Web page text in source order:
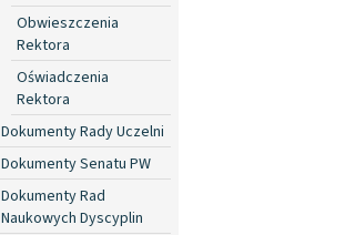
Obwieszczenia
Rektora
Oświadczenia
Rektora
Dokumenty Rady Uczelni
Dokumenty Senatu PW
Dokumenty Rad
Naukowych Dyscyplin